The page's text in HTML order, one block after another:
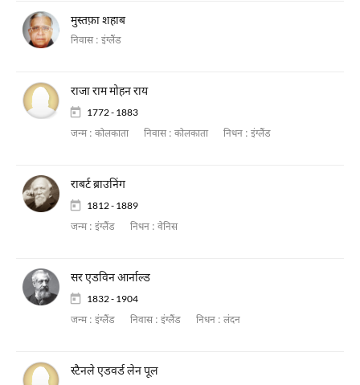
मुस्तफ़ा शहाब
निवास : इंग्लैंड
राजा राम मोहन राय
1772 - 1883
जन्म : कोलकाता निवास : कोलकाता निधन : इंग्लैंड
राबर्ट ब्राउनिंग
1812 - 1889
जन्म : इंग्लैंड निधन : वेनिस
सर एडविन आर्नाल्ड
1832 - 1904
जन्म : इंग्लैंड निवास : इंग्लैंड निधन : लंदन
स्टैनले एडवर्ड लेन पूल